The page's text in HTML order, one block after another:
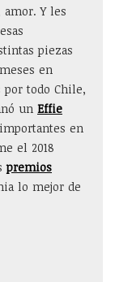
Y les
piezas
en
por todo Chile,
un Effie
en
el 2018
premios
lo mejor de